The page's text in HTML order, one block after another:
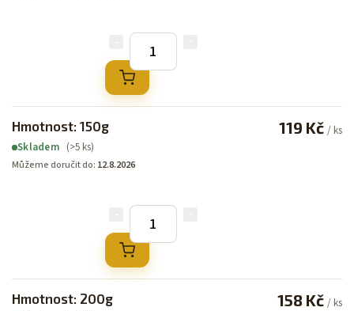
Hmotnost: 150g
Skladem (>5 ks)
Můžeme doručit do: 12.8.2026
119 Kč / ks
Hmotnost: 200g 158 Kč / ks